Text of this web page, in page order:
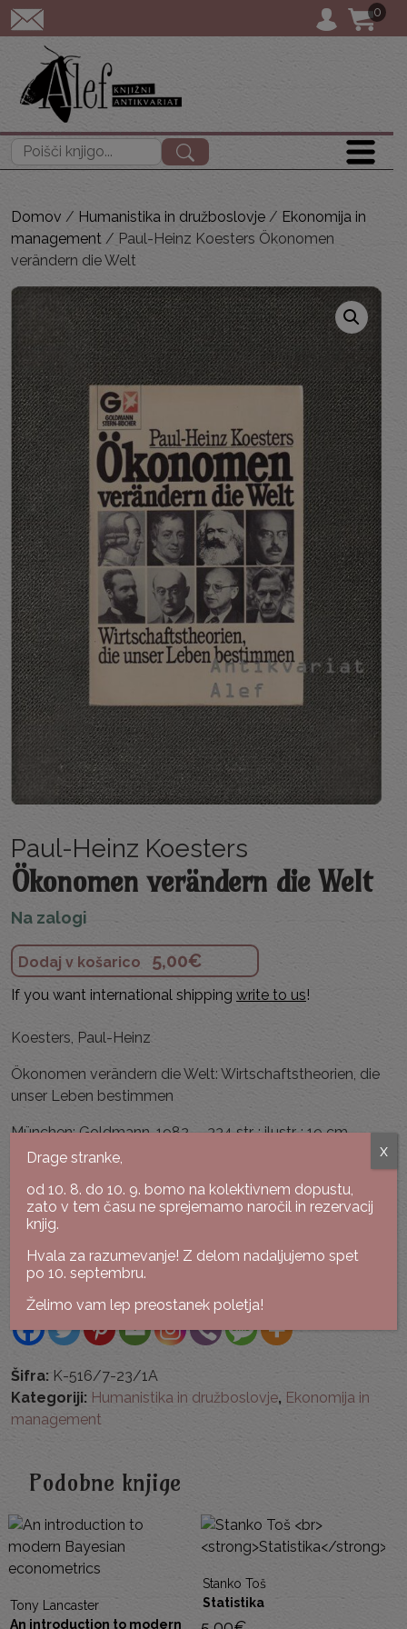
POŠTNINA: 0
Išči:
Domov / Humanistika in družboslovje / Ekonomija in
management / Paul-Heinz Koesters Ökonomen
verändern die Welt
Paul-Heinz Koesters
Ökonomen verändern die Welt
Na zalogi
Dodaj v košarico 5,00€
If you want international shipping write to us!
Koesters, Paul-Heinz
Ökonomen verändern die Welt: Wirtschaftstheorien, die
unser Leben bestimmen
München: Goldmann, 1982. – 334 str. : ilustr. ; 19 cm. –
(Goldmann ; 11542).
Broširana, zelo dobro ohranjen izvod.
dodatne kategorije: zgodovina, filozofija, življenjepisi
lokacija: skladišče
Povej naprej:
Šifra: K-516/7-23/1A
Kategoriji: Humanistika in družboslovje, Ekonomija in
management
Podobne knjige
Statistika
Drage stranke,
od 10. 8. do 10. 9. bomo na kolektivnem dopustu,
zato v tem času ne sprejemamo naročil in rezervacij
knjig.
Hvala za razumevanje! Z delom nadaljujemo spet
po 10. septembru.
Želimo vam lep preostanek poletja!
x